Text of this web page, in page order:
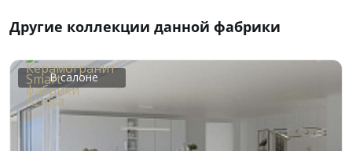
Другие коллекции данной фабрики
В салоне